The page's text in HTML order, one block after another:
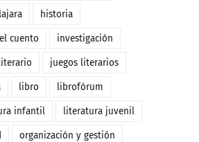
historia
cuento investigación
juegos literarios
libro librofórum
infantil literatura juvenil
organización y gestión